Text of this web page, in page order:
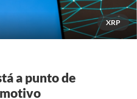
XRP
a punto de
motivo